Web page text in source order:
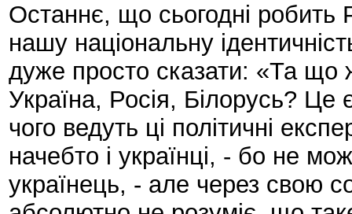
Останнє, що сьогодні робить
нашу національну
дуже просто сказати: «Та що
Україна, Росія, Білорусь?
чого ведуть ці політичні
начебто і українці, - бо не
українець, - але через свою